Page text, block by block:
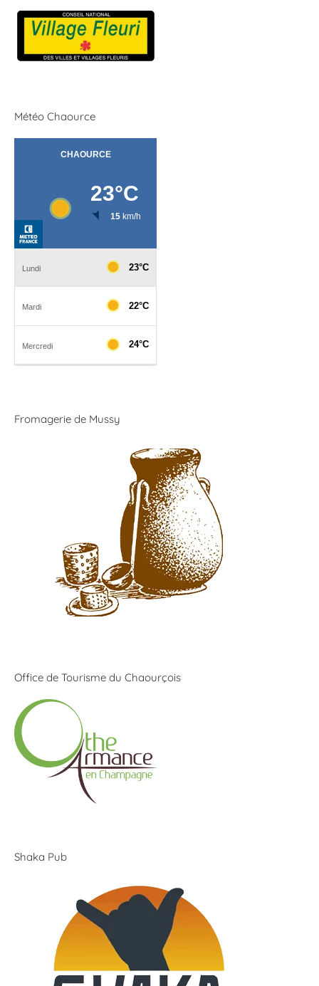
Météo Chaource
Fromagerie de Mussy
Office de Tourisme du Chaourçois
Shaka Pub